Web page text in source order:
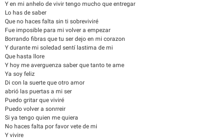
Y en mi anhelo de vivir tengo mucho que entregar
Lo has de saber
Que no haces falta sin ti sobreviviré
Fue imposible para mi volver a empezar
Borrando fibras que tu ser dejo en mi corazon
Y durante mi soledad sentí lastima de mi
Que hasta llore
Y hoy me averguenza saber que tanto te ame
Ya soy feliz
Di con la suerte que otro amor
abrió las puertas a mi ser
Puedo gritar que viviré
Puedo volver a sonrreir
Si ya tengo quien me quiera
No haces falta por favor vete de mi
Y vivire